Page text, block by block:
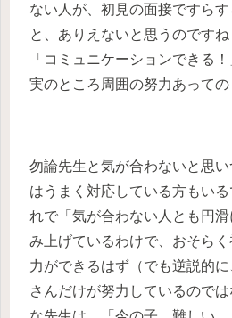
ない人が、初見の面接ですら
と、ありえないと思うのです
「コミュニケーションできる
実のところ周囲の努力あって
勿論先生と気が合わないと思
はうまく対応している方もい
れで「気が合わない人とも円
み上げているわけで、おそら
力ができるはず（でも逆説的
さんだけが努力しているので